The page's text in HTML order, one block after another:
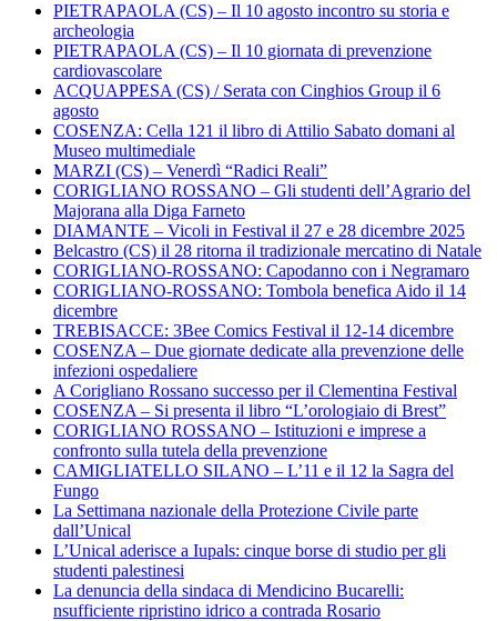
PIETRAPAOLA (CS) – Il 10 agosto incontro su storia e
archeologia
PIETRAPAOLA (CS) – Il 10 giornata di prevenzione
cardiovascolare
ACQUAPPESA (CS) / Serata con Cinghios Group il 6
agosto
COSENZA: Cella 121 il libro di Attilio Sabato domani al
Museo multimediale
MARZI (CS) – Venerdì “Radici Reali”
CORIGLIANO ROSSANO – Gli studenti dell’Agrario del
Majorana alla Diga Farneto
DIAMANTE – Vicoli in Festival il 27 e 28 dicembre 2025
Belcastro (CS) il 28 ritorna il tradizionale mercatino di Natale
CORIGLIANO-ROSSANO: Capodanno con i Negramaro
CORIGLIANO-ROSSANO: Tombola benefica Aido il 14
dicembre
TREBISACCE: 3Bee Comics Festival il 12-14 dicembre
COSENZA – Due giornate dedicate alla prevenzione delle
infezioni ospedaliere
A Corigliano Rossano successo per il Clementina Festival
COSENZA – Si presenta il libro “L’orologiaio di Brest”
CORIGLIANO ROSSANO – Istituzioni e imprese a
confronto sulla tutela della prevenzione
CAMIGLIATELLO SILANO – L’11 e il 12 la Sagra del
Fungo
La Settimana nazionale della Protezione Civile parte
dall’Unical
L’Unical aderisce a Iupals: cinque borse di studio per gli
studenti palestinesi
La denuncia della sindaca di Mendicino Bucarelli:
nsufficiente ripristino idrico a contrada Rosario